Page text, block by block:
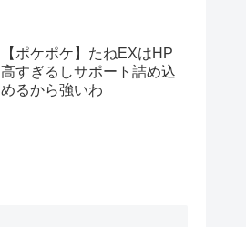
【ポケポケ】たねEXはHP
高すぎるしサポート詰め込
めるから強いわ